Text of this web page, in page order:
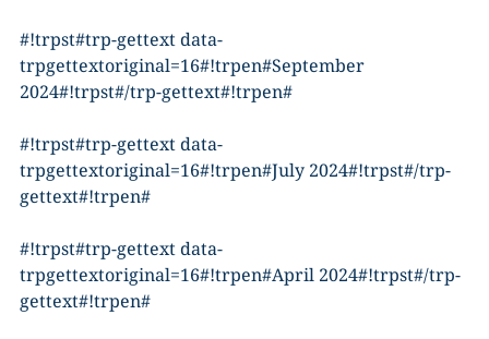
#!trpst#trp-gettext data-
trpgettextoriginal=16#!trpen#September
2024#!trpst#/trp-gettext#!trpen#
#!trpst#trp-gettext data-
trpgettextoriginal=16#!trpen#July 2024#!trpst#/trp-
gettext#!trpen#
#!trpst#trp-gettext data-
trpgettextoriginal=16#!trpen#April 2024#!trpst#/trp-
gettext#!trpen#